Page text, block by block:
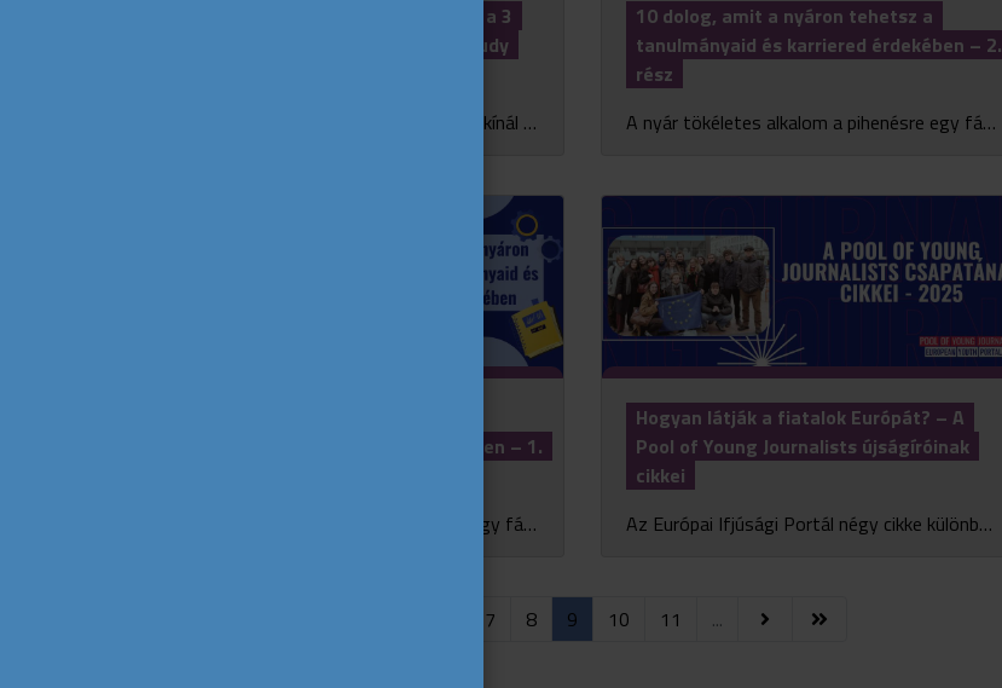
Tovább tanulnál az EU-n belül? Ezt a 3
oldalt mindenképp nézd meg! – Study
Az Európai Unió rengeteg lehetőséget kínál a továbbtanulásra – legyen szó ösztöndíjakról, képzésekről vagy gyakorlati információkról. Ha már tudod, hogy az unión belül utaznál...
10 dolog, amit a nyáron tehetsz a
tanulmányaid és karriered érdekében – 2.
rész
A nyár tökéletes alkalom a pihenésre egy fárasztó tanév után, de érdemes ezt az időszakot okosan kihasználni, és olyan dolgokkal is foglalkozni, amik segíthetik a jövődet. Íme még 5 �...
tanulmányaid és karriered érdekében – 1.
A nyár tökéletes alkalom a pihenésre egy fárasztó tanév után, de érdemes ezt az időszakot okosan kihasználni, és olyan dolgokkal is foglalkozni, amik segíthetik a jövődet. Íme az első...
Hogyan látják a fiatalok Európát? – A
Pool of Young Journalists újságíróinak
cikkei
Az Európai Ifjúsági Portál négy cikke különböző nézőpontokból világít rá arra, hogyan formálják a politikai, társadalmi és technológiai változások a kontinens jövőjét – és ...
7 8 9 10 11 ...